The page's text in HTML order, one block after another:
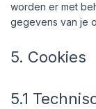
worden er met
gegevens van je
5. Cookies
5.1